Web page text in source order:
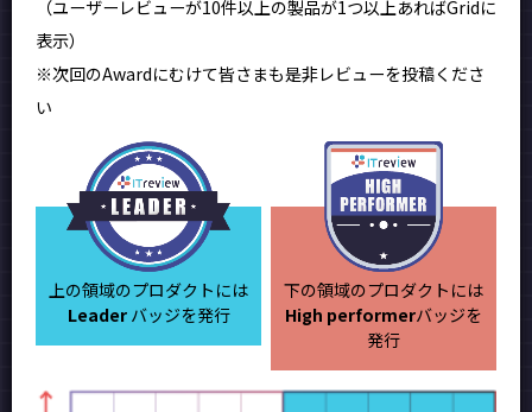
（ユーザーレビューが10件以上の製品が1つ以上あればGridに
表示）
※次回のAwardにむけて皆さまも是非レビューを投稿くださ
い
上の領域のプロダクトには
Leaderバッジを発行
下の領域のプロダクトには
High performerバッジを
発行